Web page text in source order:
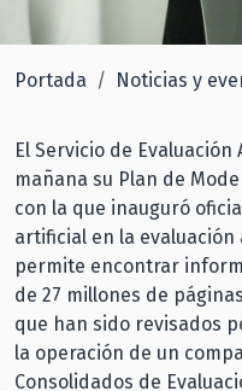
Portada Noticias y
El Servicio de
mañana su Plan de
con la que inauguró
artificial en la
permite encontrar
de 27 millones de
que han sido revisados
la operación de un
Consolidados de